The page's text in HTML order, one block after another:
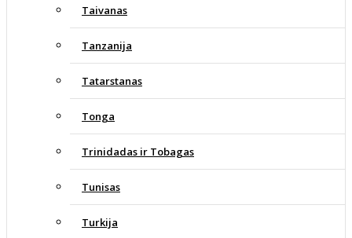
Taivanas
Tanzanija
Tatarstanas
Tonga
Trinidadas ir Tobagas
Tunisas
Turkija